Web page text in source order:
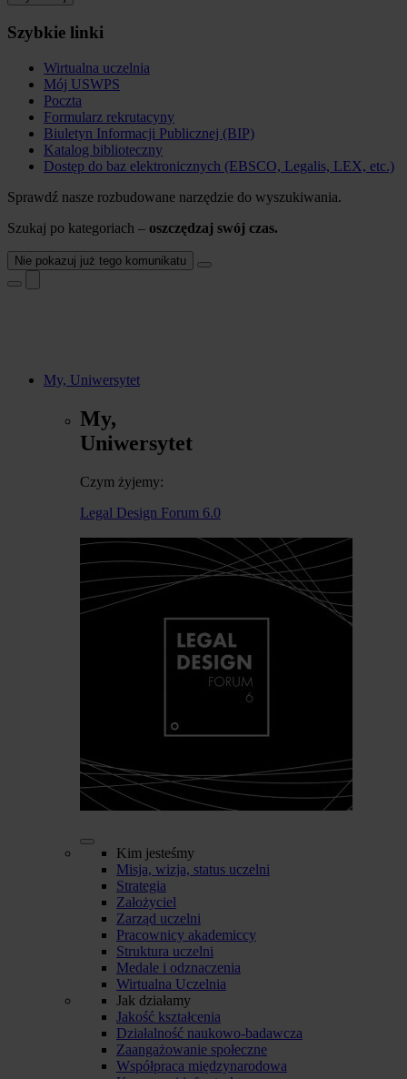
Szybkie linki
Wirtualna uczelnia
Mój USWPS
Poczta
Formularz rekrutacyny
Biuletyn Informacji Publicznej (BIP)
Katalog biblioteczny
Dostęp do baz elektronicznych (EBSCO, Legalis, LEX, etc.)
Sprawdź nasze rozbudowane narzędzie do wyszukiwania.
Szukaj po kategoriach – oszczędzaj swój czas.
Nie pokazuj już tego komunikatu
My, Uniwersytet
My,
Uniwersytet
Czym żyjemy:
Legal Design Forum 6.0
Kim jesteśmy
Misja, wizja, status uczelni
Strategia
Założyciel
Zarząd uczelni
Pracownicy akademiccy
Struktura uczelni
Medale i odznaczenia
Wirtualna Uczelnia
Jak działamy
Jakość kształcenia
Działalność naukowo-badawcza
Zaangażowanie społeczne
Współpraca międzynarodowa